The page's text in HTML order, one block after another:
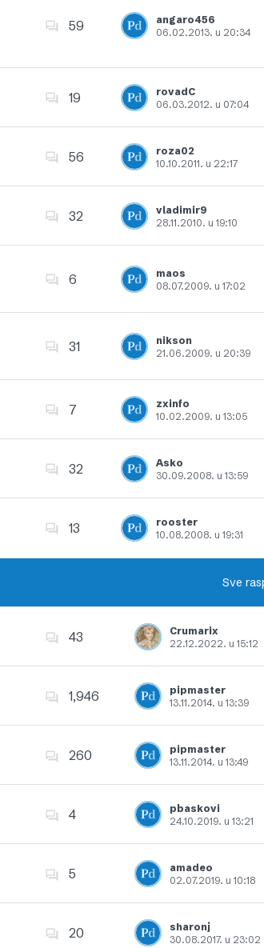
59
angaro456
06.02.2013. u 20:34
19
rovadC
06.03.2012. u 07:04
Dodajte u favorite
56
roza02
10.10.2011. u 22:17
Dodajte u favorite
32
vladimir9
28.11.2010. u 19:10
6
maos
08.07.2009. u 17:02
31
nikson
21.06.2009. u 20:39
7
zxinfo
10.02.2009. u 13:05
Dodajte u favorite
32
Asko
30.09.2008. u 13:59
Dodajte u favorite
13
rooster
10.08.2008. u 19:31
Dodajte u favorite
Sve
43
Crumarix
22.12.2022. u 15:12
Dodajte u favorite
1,946
pipmaster
13.11.2014. u 13:39
Dodajte u favorite
260
pipmaster
13.11.2014. u 13:49
Dodajte u favorite
4
pbaskovi
24.10.2019. u 13:21
Dodajte u favorite
5
amadeo
02.07.2019. u 10:18
Dodajte u favorite
20
sharonj
30.08.2017. u 23:02